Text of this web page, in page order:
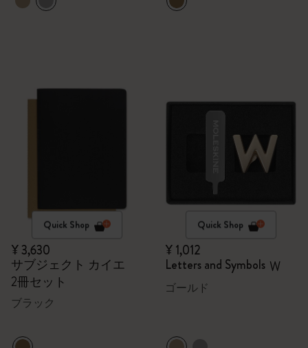
Quick Shop
¥ 3,630
サブジェクト カイエ
2冊セット
ブラック
Quick Shop
¥ 1,012
Letters and Symbols W
ゴールド